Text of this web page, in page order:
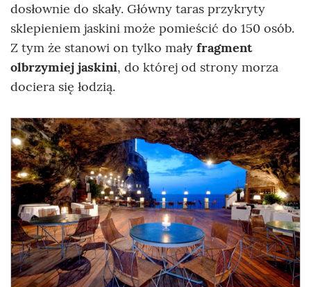
dosłownie do skały. Główny taras przykryty
sklepieniem jaskini może pomieścić do 150 osób.
Z tym że stanowi on tylko mały fragment
olbrzymiej jaskini, do której od strony morza
dociera się łodzią.